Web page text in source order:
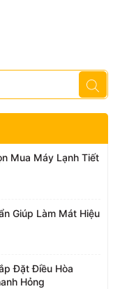
Mua Máy Lạnh Tiết
Giúp Làm Mát Hiệu
Đặt Điều Hòa
Hỏng